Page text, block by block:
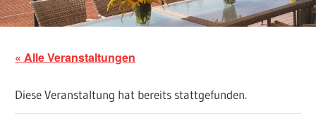
« Alle Veranstaltungen
Diese Veranstaltung hat bereits stattgefunden.